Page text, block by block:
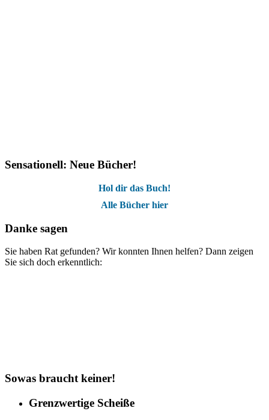
Sensationell: Neue Bücher!
Hol dir das Buch!
Alle Bücher hier
Danke sagen
Sie haben Rat gefunden? Wir konnten Ihnen helfen? Dann zeigen
Sie sich doch erkenntlich:
Sowas braucht keiner!
Grenzwertige Scheiße